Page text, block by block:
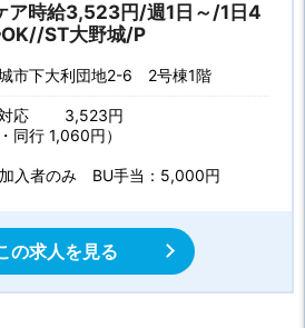
ア時給3,523円/週1日～/1日4
ST大野城/P
市下大利団地2-6 2号棟1階
対応 3,523円
行 1,060円）
入者のみ BU手当：5,000円
の求人を見る